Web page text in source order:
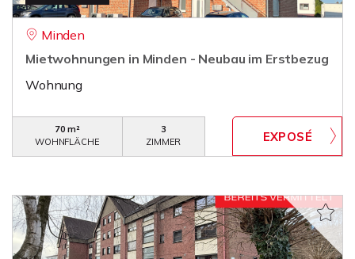
Minden
Mietwohnungen in Minden - Neubau im Erstbezug
Wohnung
70 m²
WOHNFLÄCHE
3
ZIMMER